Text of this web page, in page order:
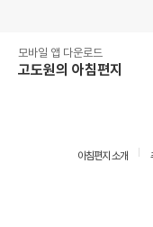
모바일 앱 다운로드
고도원의 아침편지
아침편지 소개